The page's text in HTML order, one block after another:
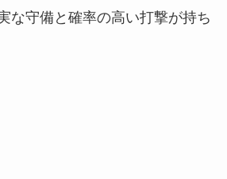
な守備と確率の高い打撃が持ち